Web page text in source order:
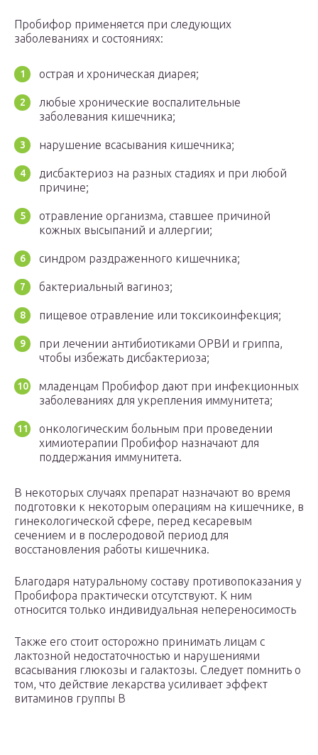
Пробифор применяется при следующих
заболеваниях и состояниях:
острая и хроническая диарея;
любые хронические воспалительные
заболевания кишечника;
нарушение всасывания кишечника;
дисбактериоз на разных стадиях и при любой
причине;
отравление организма, ставшее причиной
кожных высыпаний и аллергии;
синдром раздраженного кишечника;
бактериальный вагиноз;
пищевое отравление или токсикоинфекция;
при лечении антибиотиками ОРВИ и гриппа,
чтобы избежать дисбактериоза;
младенцам Пробифор дают при инфекционных
заболеваниях для укрепления иммунитета;
онкологическим больным при проведении
химиотерапии Пробифор назначают для
поддержания иммунитета.
В некоторых случаях препарат назначают во время
подготовки к некоторым операциям на кишечнике, в
гинекологической сфере, перед кесаревым
сечением и в послеродовой период для
восстановления работы кишечника.
Благодаря натуральному составу противопоказания у
Пробифора практически отсутствуют. К ним
относится только индивидуальная непереносимость
Также его стоит осторожно принимать лицам с
лактозной недостаточностью и нарушениями
всасывания глюкозы и галактозы. Следует помнить о
том, что действие лекарства усиливает эффект
витаминов группы В